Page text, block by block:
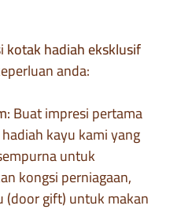
kotak hadiah eksklusif
anda:
Buat impresi pertama
kayu kami yang
untuk
kongsi perniagaan,
(door gift) untuk makan